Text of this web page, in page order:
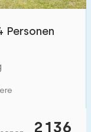
Personen
2136